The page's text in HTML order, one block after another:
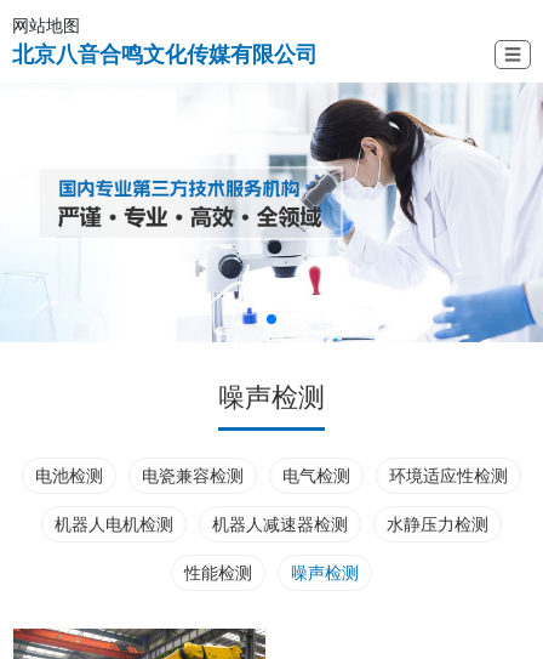
网站地图
北京八音合鸣文化传媒有限公司 ☰
噪声检测
电池检测 电瓷兼容检测 电气检测 环境适应性检测
机器人电机检测 机器人减速器检测 水静压力检测
性能检测 噪声检测